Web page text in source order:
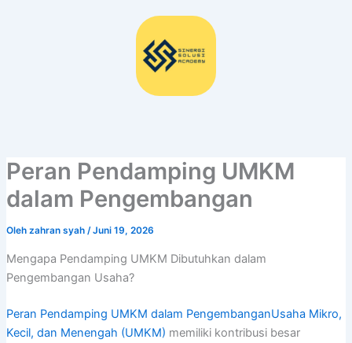
Peran Pendamping UMKM
dalam Pengembangan
Oleh zahran syah /Juni 19, 2026
Mengapa Pendamping UMKM Dibutuhkan dalam
Pengembangan Usaha?
Peran Pendamping UMKM dalam PengembanganUsaha Mikro,
Kecil, dan Menengah (UMKM) memiliki kontribusi besar